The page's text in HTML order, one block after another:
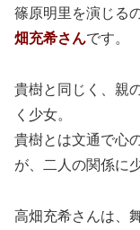
篠原明里を演じる
畑充希さんです。
貴樹と同じく、親
く少女。
貴樹とは文通で心
が、二人の関係に
高畑充希さんは、